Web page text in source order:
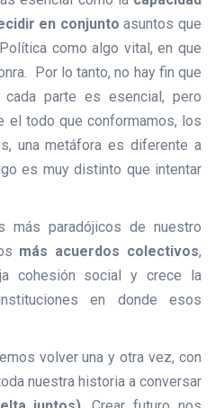
en conjunto asuntos que
como algo vital, en que
Por lo tanto, no hay fin que
cada parte es esencial, pero
el todo que conformamos, los
una metáfora es diferente a
es muy distinto que intentar
más paradójicos de nuestro
más acuerdos colectivos,
cohesión social y crece la
en donde esos
volver una y otra vez, con
nuestra historia a conversar